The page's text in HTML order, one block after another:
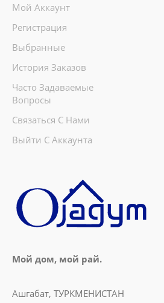
Мой Аккаунт
Регистрация
Выбранные
История Заказов
Часто Задаваемые
Вопросы
Связаться С Нами
Выйти С Аккаунта
Мой дом, мой рай.
Ашгабат, ТУРКМЕНИСТАН